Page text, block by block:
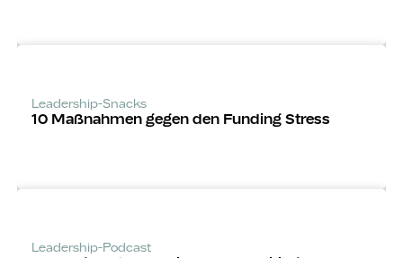
Leadership-Snacks
10 Maßnahmen gegen den Funding Stress
Leadership-Podcast